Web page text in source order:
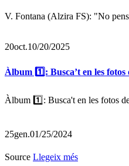
V. Fontana (Alzira FS): "No
20oct.10/20/2025
Àlbum 1️⃣: Busca’t en les
Àlbum 1️⃣: Busca't en les fotos
25gen.01/25/2024
Source Llegeix més